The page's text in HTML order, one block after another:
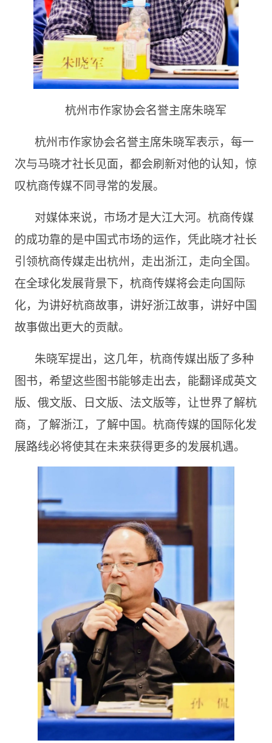
杭州市作家协会名誉主席朱晓军
杭州市作家协会名誉主席朱晓军表示，每一
次与马晓才社长见面，都会刷新对他的认知，惊
叹杭商传媒不同寻常的发展。
对媒体来说，市场才是大江大河。杭商传媒
的成功靠的是中国式市场的运作，凭此晓才社长
引领杭商传媒走出杭州，走出浙江，走向全国。
在全球化发展背景下，杭商传媒将会走向国际
化，为讲好杭商故事，讲好浙江故事，讲好中国
故事做出更大的贡献。
朱晓军提出，这几年，杭商传媒出版了多种
图书，希望这些图书能够走出去，能翻译成英文
版、俄文版、日文版、法文版等，让世界了解杭
商，了解浙江，了解中国。杭商传媒的国际化发
展路线必将使其在未来获得更多的发展机遇。